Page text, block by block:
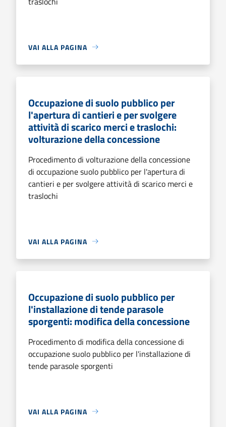
VAI ALLA PAGINA
Occupazione di suolo pubblico per
l'apertura di cantieri e per svolgere
attività di scarico merci e traslochi:
volturazione della concessione
Procedimento di volturazione della concessione
di occupazione suolo pubblico per l'apertura di
cantieri e per svolgere attività di scarico merci e
traslochi
VAI ALLA PAGINA
Occupazione di suolo pubblico per
l'installazione di tende parasole
sporgenti: modifica della concessione
Procedimento di modifica della concessione di
occupazione suolo pubblico per l'installazione di
tende parasole sporgenti
VAI ALLA PAGINA